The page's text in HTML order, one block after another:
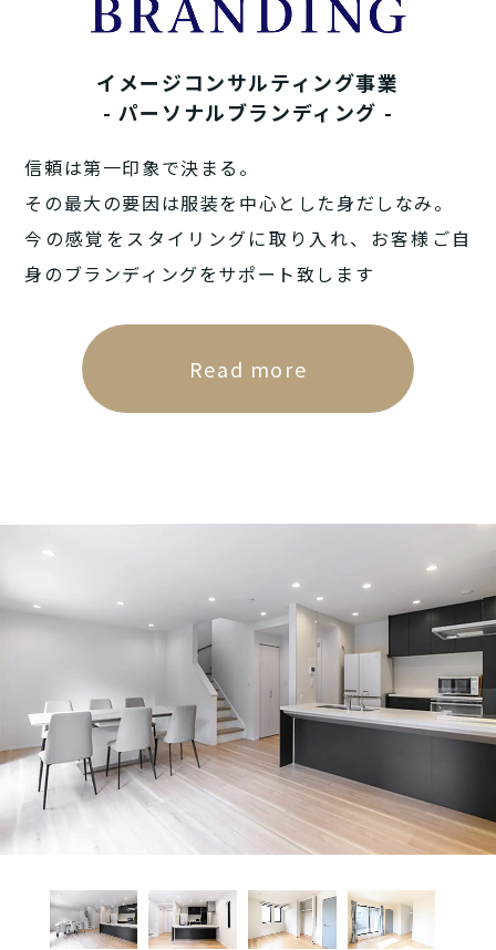
イメージコンサルティング事業
- パーソナルブランディング -
信頼は第一印象で決まる。
その最大の要因は服装を中心とした身だしなみ。
今の感覚をスタイリングに取り入れ、お客様ご自
身のブランディングをサポート致します
Read more